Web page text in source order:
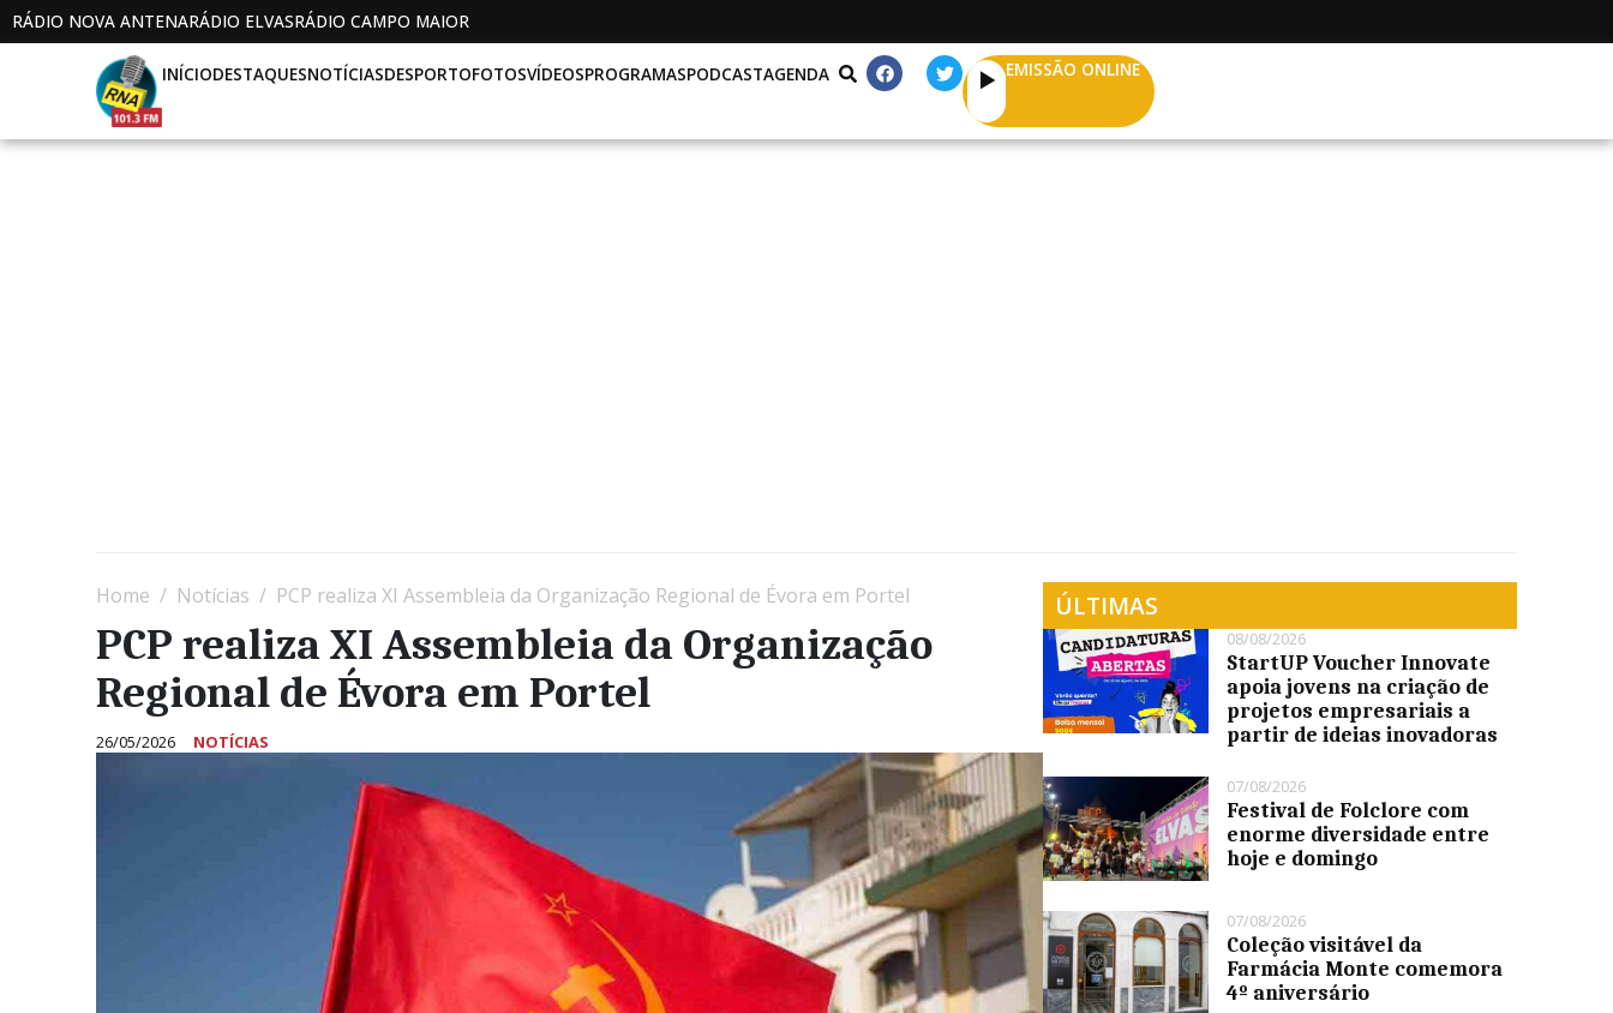
RÁDIO NOVA ANTENARÁDIO ELVASRÁDIO CAMPO MAIOR
INÍCIODESTAQUESNOTÍCIASDESPORTOFOTOSVÍDEOSPROGRAMASPODCASTAGENDA EMISSÃO ONLINE
Home Notícias PCP realiza XI Assembleia da Organização Regional de Évora em Portel
PCP realiza XI Assembleia da Organização
Regional de Évora em Portel
26/05/2026 NOTÍCIAS
ÚLTIMAS
08/08/2026
StartUP Voucher Innovate
apoia jovens na criação de
projetos empresariais a
partir de ideias inovadoras
07/08/2026
Festival de Folclore com
enorme diversidade entre
hoje e domingo
07/08/2026
Coleção visitável da
Farmácia Monte comemora
4º aniversário